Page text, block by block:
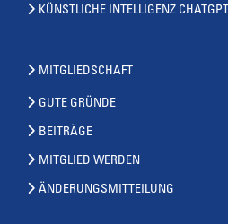
KÜNSTLICHE INTELLIGENZ CHATGPT
MITGLIEDSCHAFT
GUTE GRÜNDE
BEITRÄGE
MITGLIED WERDEN
ÄNDERUNGSMITTEILUNG